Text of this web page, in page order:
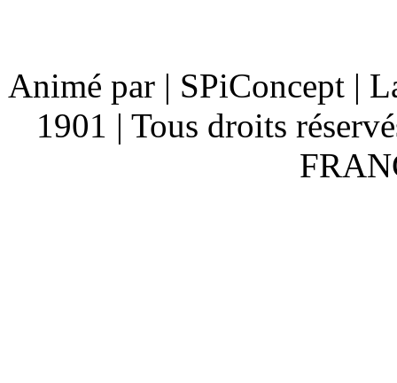
Animé par | SPiConcept |
1901 | Tous droits